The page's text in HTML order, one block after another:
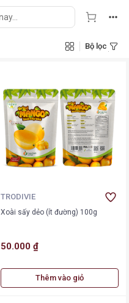
Bộ lọc
TRODIVIE
Xoài sấy dẻo (ít đường) 100g
50.000 ₫
Thêm vào giỏ